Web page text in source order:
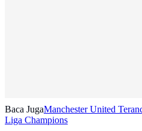
Baca JugaManchester United
Liga Champions